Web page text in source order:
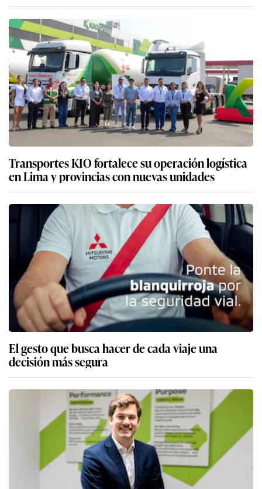
Transportes KIO fortalece su operación logística
en Lima y provincias con nuevas unidades
El gesto que busca hacer de cada viaje una
decisión más segura